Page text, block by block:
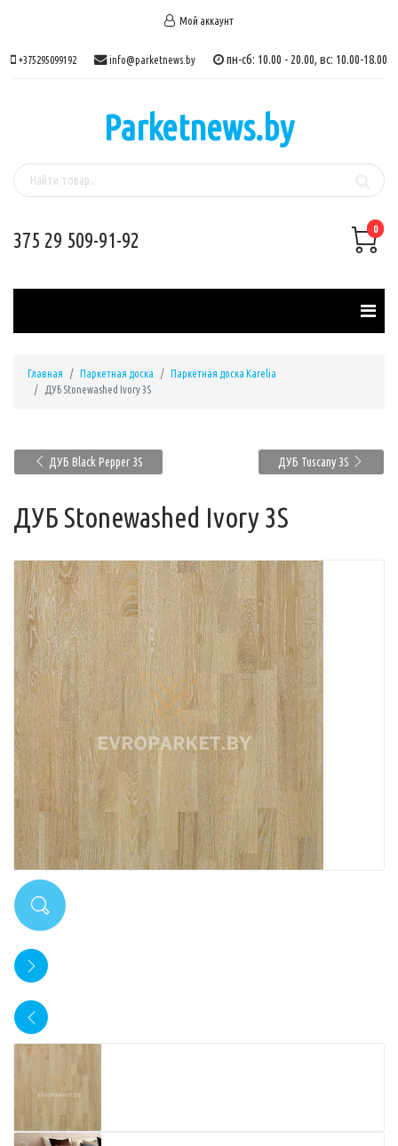
Мой аккаунт
+375295099192 info@parketnews.by пн-сб: 10.00 - 20.00, вс: 10.00-18.00
Parketnews.by
375 29 509-91-92 0
Главная Паркетная доска
Паркетная доска Karelia
ДУБ Stonewashed Ivory 3S
ДУБ Black Pepper 3S ДУБ Tuscany 3S
ДУБ Stonewashed Ivory 3S